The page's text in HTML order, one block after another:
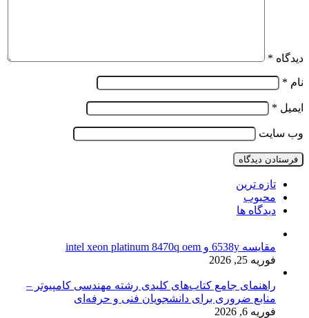
دیدگاه *
نام *
ایمیل *
وب‌ سایت
تازه ترین
محبوب
دیدگاه ها
مقایسه 6538y و intel xeon platinum 8470q oem
فوریه 25, 2026
راهنمای جامع کتاب‌های کلیدی رشته مهندسی کامپیوتر –
منابع ضروری برای دانشجویان فنی و حرفه‌ای
فوریه 6, 2026